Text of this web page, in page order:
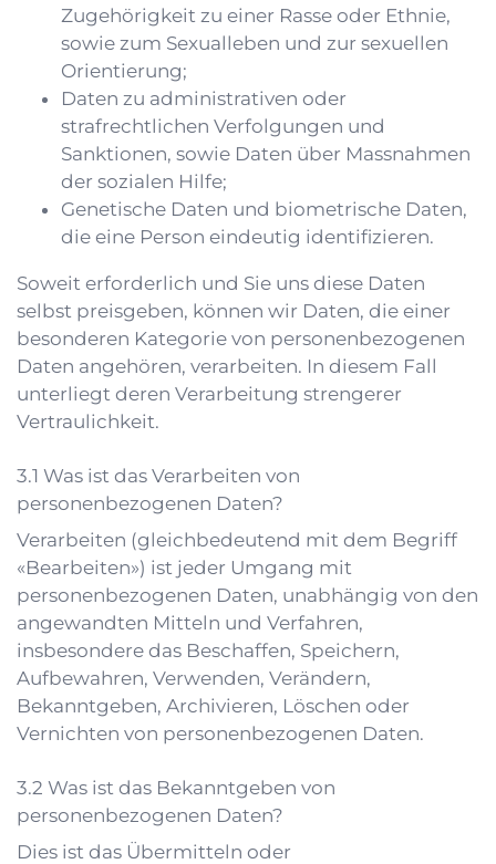
Zugehörigkeit zu einer Rasse oder Ethnie,
sowie zum Sexualleben und zur sexuellen
Orientierung;
Daten zu administrativen oder
strafrechtlichen Verfolgungen und
Sanktionen, sowie Daten über Massnahmen
der sozialen Hilfe;
Genetische Daten und biometrische Daten,
die eine Person eindeutig identifizieren.
Soweit erforderlich und Sie uns diese Daten
selbst preisgeben, können wir Daten, die einer
besonderen Kategorie von personenbezogenen
Daten angehören, verarbeiten. In diesem Fall
unterliegt deren Verarbeitung strengerer
Vertraulichkeit.
Was ist das Verarbeiten von
personenbezogenen Daten?
Verarbeiten (gleichbedeutend mit dem Begriff
«Bearbeiten») ist jeder Umgang mit
personenbezogenen Daten, unabhängig von den
angewandten Mitteln und Verfahren,
insbesondere das Beschaffen, Speichern,
Aufbewahren, Verwenden, Verändern,
Bekanntgeben, Archivieren, Löschen oder
Vernichten von personenbezogenen Daten.
Was ist das Bekanntgeben von
personenbezogenen Daten?
Dies ist das Übermitteln oder